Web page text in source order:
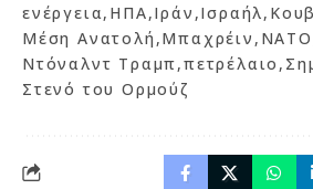
ενέργεια ΗΠΑ Ιράν Ισραήλ
Μέση Ανατολή Μπαχρέιν ΝΑΤΟ
Ντόναλντ Τραμπ πετρέλαιο
Στενό του Ορμούζ